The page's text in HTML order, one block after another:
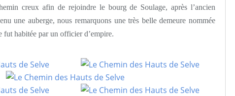
creux afin de rejoindre le bourg de Soulage, après l’ancien
une auberge, nous remarquons une très belle demeure nommée
fut habitée par un officier d’empire.